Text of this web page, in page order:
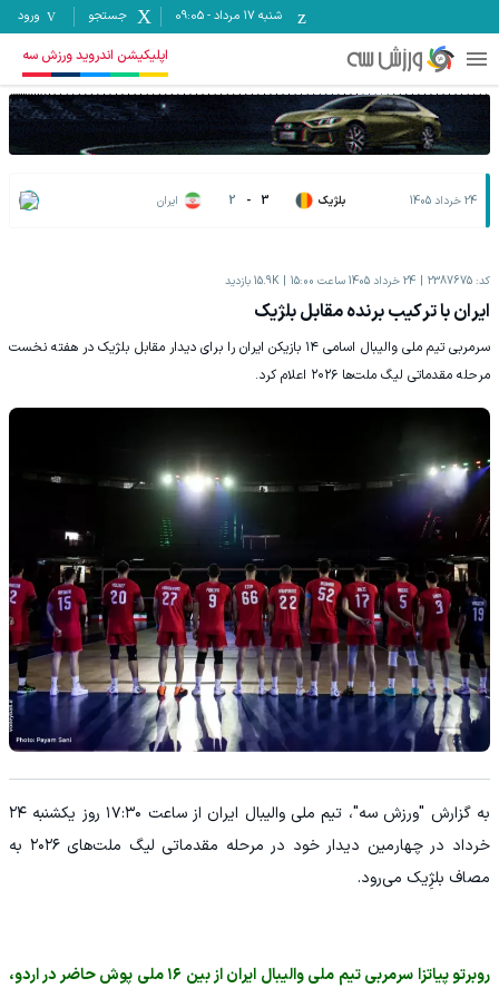
شنبه ۱۷ مرداد -
09:05 جستجو ورود
اپلیکیشن اندروید ورزش سه
24 خرداد 1405 بلژیک 3
-
2 ایران
کد: 2387675 24 خرداد 1405 ساعت 15:00 15.9K بازدید
ایران با ترکیب برنده مقابل بلژیک
سرمربی تیم ملی والیبال اسامی ۱۴ بازیکن ایران را برای دیدار مقابل بلژیک در هفته نخست
مرحله مقدماتی لیگ ملت‌ها ۲۰۲۶ اعلام کرد.
به گزارش "ورزش سه"، تیم ملی والیبال ایران از ساعت ۱۷:۳۰ روز یکشنبه ۲۴
خرداد در چهارمین دیدار خود در مرحله مقدماتی لیگ ملت‌های ۲۰۲۶ به
مصاف بلژِیک می‌رود.
روبرتو پیاتزا سرمربی تیم ملی والیبال ایران از بین ۱۶ ملی پوش حاضر در اردو،